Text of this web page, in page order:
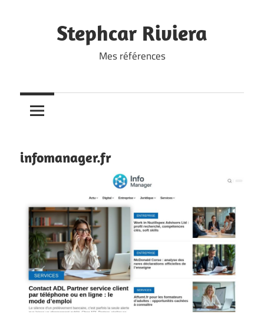
Stephcar Riviera
Mes références
infomanager.fr